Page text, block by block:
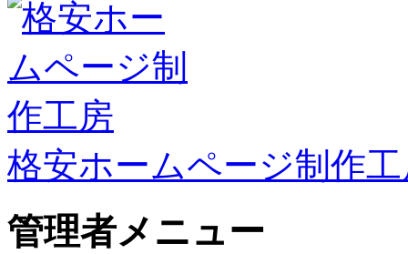
格安ホームページ制作
管理者メニュー